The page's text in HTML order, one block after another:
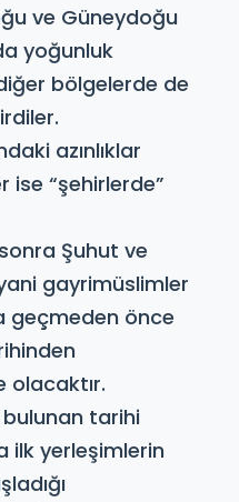
ve Güneydoğu
yoğunluk
bölgelerde de
azınlıklar
ise “şehirlerde”
Şuhut ve
gayrimüslimler
geçmeden önce
olacaktır.
bulunan tarihi
ilk yerleşimlerin